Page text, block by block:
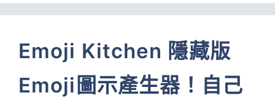
Emoji Kitchen 隱藏版
Emoji圖示產生器！自己